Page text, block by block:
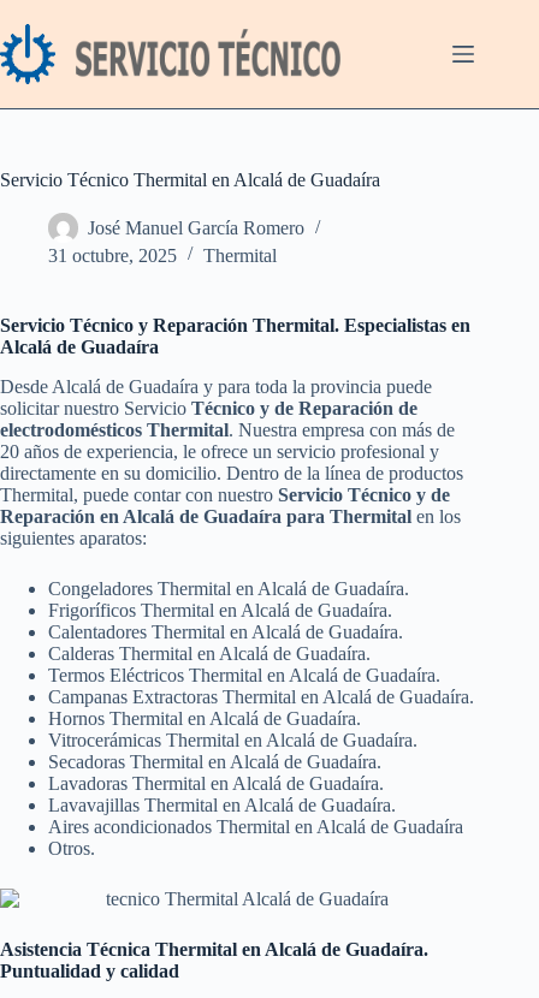
al
contenido
Servicio Técnico Thermital en Alcalá de Guadaíra
José Manuel García Romero
31 octubre, 2025
Thermital
Servicio Técnico y Reparación Thermital. Especialistas en
Alcalá de Guadaíra
Desde Alcalá de Guadaíra y para toda la provincia puede
solicitar nuestro Servicio Técnico y de Reparación de
electrodomésticos Thermital. Nuestra empresa con más de
20 años de experiencia, le ofrece un servicio profesional y
directamente en su domicilio. Dentro de la línea de productos
Thermital, puede contar con nuestro Servicio Técnico y de
Reparación en Alcalá de Guadaíra para Thermital en los
siguientes aparatos:
Congeladores Thermital en Alcalá de Guadaíra.
Frigoríficos Thermital en Alcalá de Guadaíra.
Calentadores Thermital en Alcalá de Guadaíra.
Calderas Thermital en Alcalá de Guadaíra.
Termos Eléctricos Thermital en Alcalá de Guadaíra.
Campanas Extractoras Thermital en Alcalá de Guadaíra.
Hornos Thermital en Alcalá de Guadaíra.
Vitrocerámicas Thermital en Alcalá de Guadaíra.
Secadoras Thermital en Alcalá de Guadaíra.
Lavadoras Thermital en Alcalá de Guadaíra.
Lavavajillas Thermital en Alcalá de Guadaíra.
Aires acondicionados Thermital en Alcalá de Guadaíra
Otros.
Asistencia Técnica Thermital en Alcalá de Guadaíra.
Puntualidad y calidad